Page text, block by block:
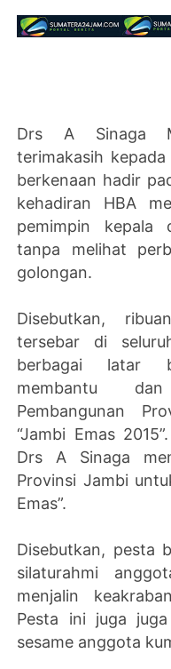
Drs A Sinaga
terimakasih
berkenaan hadir
kehadiran HBA
pemimpin kepala
tanpa melihat
golongan.
Disebutkan,
tersebar di
berbagai latar
membantu
Pembangunan
“Jambi Emas
Drs A Sinaga
Provinsi Jambi
Emas”.
Disebutkan, pesta
silaturahmi
menjalin
Pesta ini juga
sesame anggota